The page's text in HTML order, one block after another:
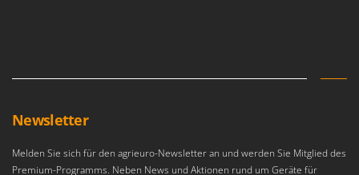
Newsletter
Melden Sie sich für den agrieuro-Newsletter an und werden Sie Mitglied des
Premium-Programms. Neben News und Aktionen rund um Geräte für